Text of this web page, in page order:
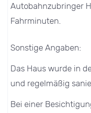
Autobahnzubringer
Fahrminuten.
Sonstige Angaben:
Das Haus wurde in
und regelmäßig
Bei einer